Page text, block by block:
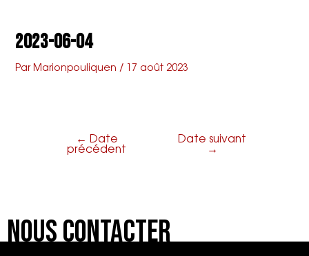
contenu
2023-06-04
Par Marionpouliquen / 17 août 2023
l’article
← Date
précédent
Date suivant
→
Nous Contacter